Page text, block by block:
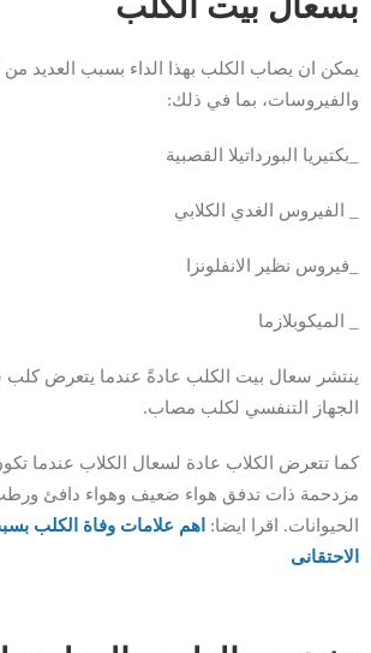
يمكن ان يصاب الكلب بهذا الداء بسبب العديد من
والفيروسات، بما في ذلك:
_بكتيريا البورداتيلا القصبية
_ الفيروس الغدي الكلابي
_فيروس نظير الانفلونزا
_ الميكوبلازما
ينتشر سعال بيت الكلب عادةً عندما يتعرض كلب
الجهاز التنفسي لكلب مصاب.
كما تتعرض الكلاب عادة لسعال الكلاب عندما
مزدحمة ذات تدفق هواء ضعيف وهواء دافئ
الحيوانات. اقرا ايضا: اهم علامات وفاة الكلب
الاحتقانى